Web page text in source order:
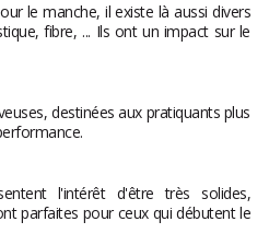
le manche, il existe là aussi divers
fibre, ... Ils ont un impact sur le
destinées aux pratiquants plus
l'intérêt d'être très solides,
parfaites pour ceux qui débutent le